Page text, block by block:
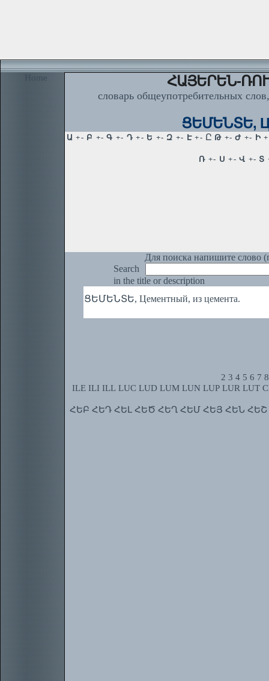
Home ՀԱՅԵՐԵՆ-
словарь общеупотребительных
ՑԵՄԵՆՏԵ,
Для поиска напишите слово
Search
in the title or description
ՑԵՄԵՆՏԵ, Цементный, из цемента.
2 3 4 5 6 7 8
ILE ILI ILL LUC LUD LUM LUN LUP LUR LUT
ՀԵԲ ՀԵԴ ՀԵԼ ՀԵԾ ՀԵՂ ՀԵՄ ՀԵՅ ՀԵՆ ՀԵՇ